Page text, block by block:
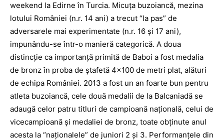
weekend la Edirne în Turcia. Micuţa buzoiancă, mezina
lotului României (n.r. 14 ani) a trecut “la pas” de
adversarele mai experimentate (n.r. 16 şi 17 ani),
impunându-se într-o manieră categorică. A doua
distincţie ca importanţă primită de Baboi a fost medalia
de bronz în proba de ştafetă 4×100 de metri plat, alături
de echipa României. 2013 a fost un an foarte bun pentru
atleta buzoiancă, cele două medalii de la Balcaniadă se
adaugă celor patru titluri de campioană naţională, celui de
vicecampioană şi medaliei de bronz, toate obţinute anul
acesta la “naţionalele” de juniori 2 şi 3. Performanţele din